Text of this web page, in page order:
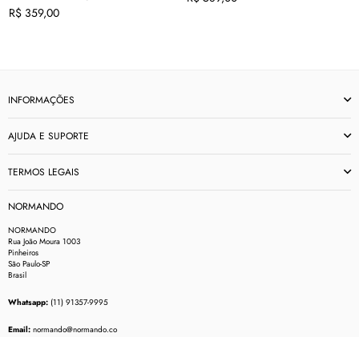
Preço
R$ 359,00
INFORMAÇÕES
AJUDA E SUPORTE
TERMOS LEGAIS
NORMANDO
NORMANDO
Rua João Moura 1003
Pinheiros
São Paulo-SP
Brasil
Whatsapp: (11) 91357-9995
Email: normando@normando.co